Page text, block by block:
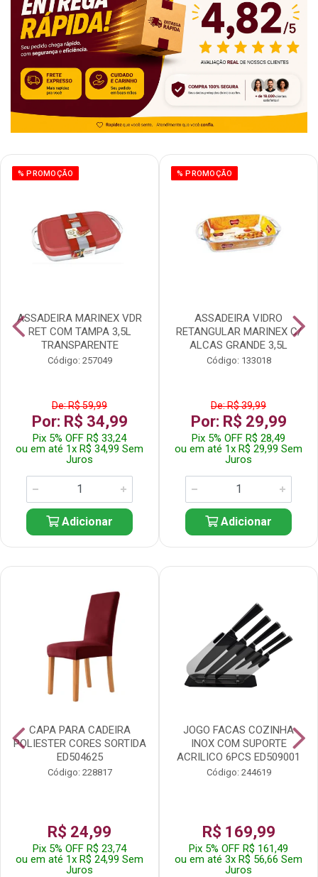
% PROMOÇÃO
ASSADEIRA MARINEX VDR
RET COM TAMPA 3,5L
TRANSPARENTE
Código: 257049
De: R$ 59,99
Por: R$ 34,99
Pix 5% OFF R$ 33,24
ou em até 1x R$ 34,99 Sem
Juros
Adicionar
% PROMOÇÃO
ASSADEIRA VIDRO
RETANGULAR MARINEX C/
ALCAS GRANDE 3,5L
Código: 133018
De: R$ 39,99
Por: R$ 29,99
Pix 5% OFF R$ 28,49
ou em até 1x R$ 29,99 Sem
Juros
Adicionar
CAPA PARA CADEIRA
POLIESTER CORES SORTIDA
ED504625
Código: 228817
R$ 24,99
Pix 5% OFF R$ 23,74
ou em até 1x R$ 24,99 Sem
Juros
JOGO FACAS COZINHA
INOX COM SUPORTE
ACRILICO 6PCS ED509001
Código: 244619
R$ 169,99
Pix 5% OFF R$ 161,49
ou em até 3x R$ 56,66 Sem
Juros